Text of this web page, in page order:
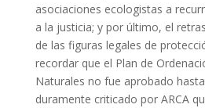
asociaciones ecologistas a
a la justicia; y por último, el
de las figuras legales de
recordar que el Plan de
Naturales no fue aprobado
duramente criticado por ARCA